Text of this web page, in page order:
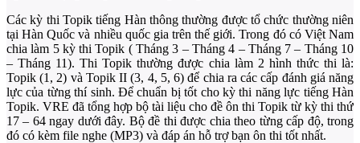
Các kỳ thi Topik tiếng Hàn thông thường được tổ chức thường niên
tại Hàn Quốc và nhiều quốc gia trên thế giới. Trong đó có Việt Nam
chia làm 5 kỳ thi Topik ( Tháng 3 – Tháng 4 – Tháng 7 – Tháng 10
– Tháng 11). Thi Topik thường được chia làm 2 hình thức thi là:
Topik (1, 2) và Topik II (3, 4, 5, 6) để chia ra các cấp đánh giá năng
lực của từng thí sinh. Để chuẩn bị tốt cho kỳ thi năng lực tiếng Hàn
Topik. VRE đã tổng hợp bộ tài liệu cho đề ôn thi Topik từ kỳ thi thứ
17 – 64 ngay dưới đây. Bộ đề thi được chia theo từng cấp độ, trong
đó có kèm file nghe (MP3) và đáp án hỗ trợ bạn ôn thi tốt nhất.